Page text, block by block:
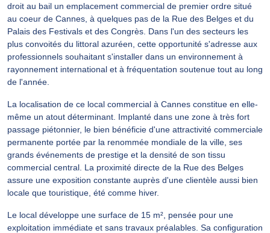
droit au bail un emplacement commercial de premier ordre situé
au coeur de Cannes, à quelques pas de la Rue des Belges et du
Palais des Festivals et des Congrès. Dans l'un des secteurs les
plus convoités du littoral azuréen, cette opportunité s'adresse aux
professionnels souhaitant s'installer dans un environnement à
rayonnement international et à fréquentation soutenue tout au long
de l'année.
La localisation de ce local commercial à Cannes constitue en elle-
même un atout déterminant. Implanté dans une zone à très fort
passage piétonnier, le bien bénéficie d'une attractivité commerciale
permanente portée par la renommée mondiale de la ville, ses
grands événements de prestige et la densité de son tissu
commercial central. La proximité directe de la Rue des Belges
assure une exposition constante auprès d'une clientèle aussi bien
locale que touristique, été comme hiver.
Le local développe une surface de 15 m², pensée pour une
exploitation immédiate et sans travaux préalables. Sa configuration